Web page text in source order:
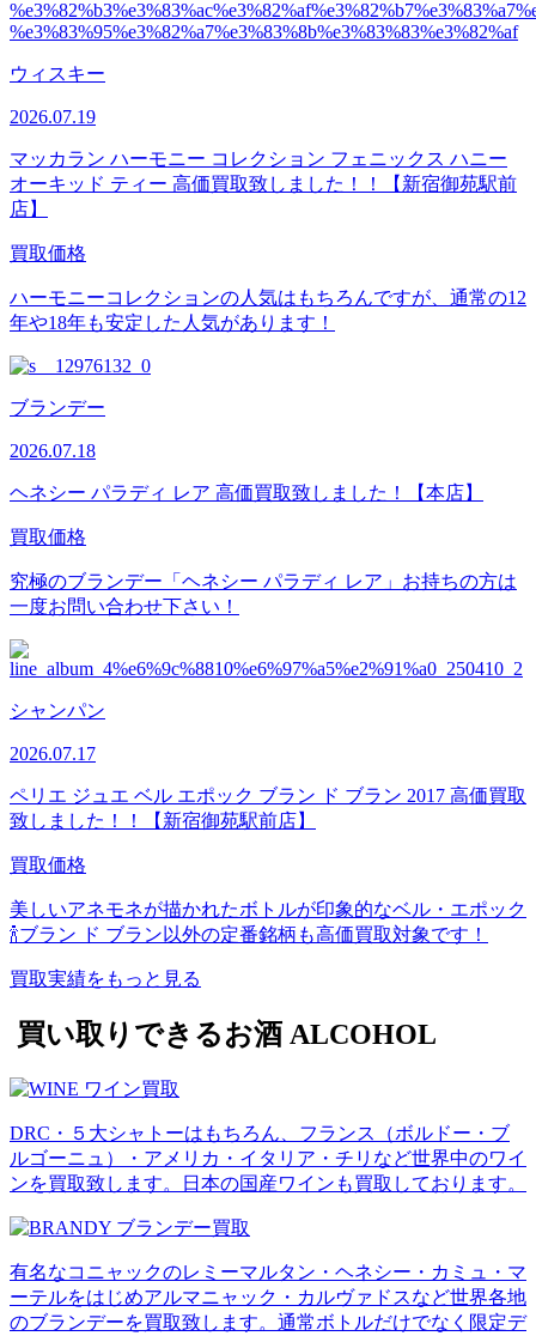
ウィスキー
2026.07.19
マッカラン ハーモニー コレクション フェニックス ハニー
オーキッド ティー 高価買取致しました！！【新宿御苑駅前
店】
買取価格
ハーモニーコレクションの人気はもちろんですが、通常の12
年や18年も安定した人気があります！
ブランデー
2026.07.18
ヘネシー パラディ レア 高価買取致しました！【本店】
買取価格
究極のブランデー「ヘネシー パラディ レア」お持ちの方は
一度お問い合わせ下さい！
シャンパン
2026.07.17
ペリエ ジュエ ベル エポック ブラン ド ブラン 2017 高価買取
致しました！！【新宿御苑駅前店】
買取価格
美しいアネモネが描かれたボトルが印象的なベル・エポック
🍾ブラン ド ブラン以外の定番銘柄も高価買取対象です！
買取実績をもっと見る
買い取りできるお酒 ALCOHOL
DRC・５大シャトーはもちろん、フランス（ボルドー・ブ
ルゴーニュ）・アメリカ・イタリア・チリなど世界中のワイ
ンを買取致します。日本の国産ワインも買取しております。
有名なコニャックのレミーマルタン・ヘネシー・カミュ・マ
ーテルをはじめアルマニャック・カルヴァドスなど世界各地
のブランデーを買取致します。通常ボトルだけでなく限定デ